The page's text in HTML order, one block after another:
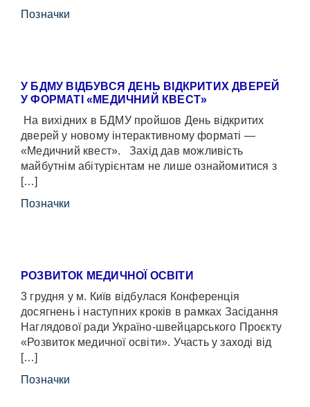
Позначки
У БДМУ ВІДБУВСЯ ДЕНЬ ВІДКРИТИХ ДВЕРЕЙ
У ФОРМАТІ «МЕДИЧНИЙ КВЕСТ»
На вихідних в БДМУ пройшов День відкритих
дверей у новому інтерактивному форматі —
«Медичний квест». Захід дав можливість
майбутнім абітурієнтам не лише ознайомитися з
[…]
Позначки
РОЗВИТОК МЕДИЧНОЇ ОСВІТИ
3 грудня у м. Київ відбулася Конференція
досягнень і наступних кроків в рамках Засідання
Наглядової ради Україно-швейцарського Проєкту
«Розвиток медичної освіти». Участь у заході від
[…]
Позначки